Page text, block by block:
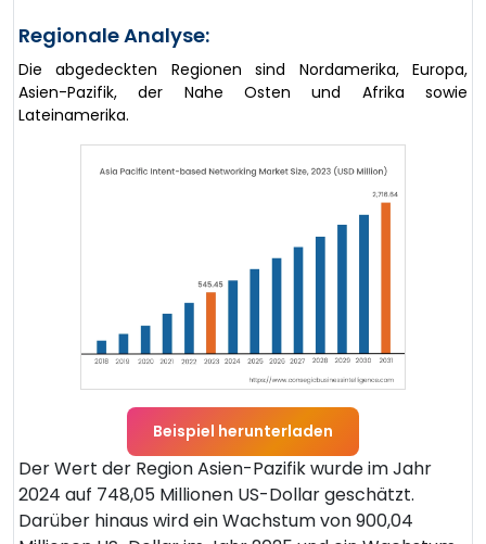
Regionale Analyse:
Die abgedeckten Regionen sind Nordamerika, Europa,
Asien-Pazifik, der Nahe Osten und Afrika sowie
Lateinamerika.
Beispiel herunterladen
Der Wert der Region Asien-Pazifik wurde im Jahr
2024 auf 748,05 Millionen US-Dollar geschätzt.
Darüber hinaus wird ein Wachstum von 900,04